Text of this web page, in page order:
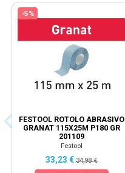
-5%
FESTOOL ROTOLO ABRASIVO
GRANAT 115X25M P180 GR
201109
Festool
33,23 € 34,98 €